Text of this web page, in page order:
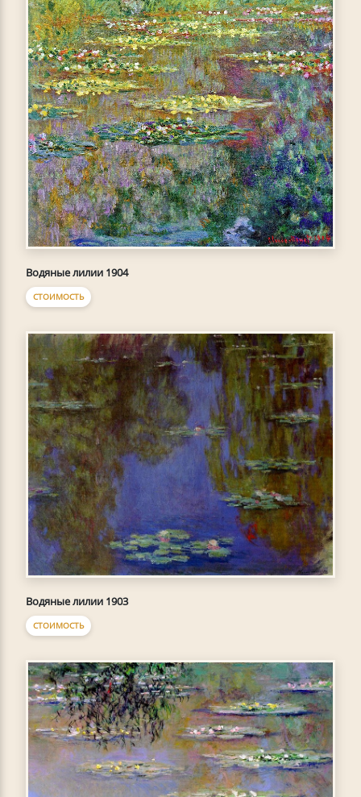
Водяные лилии 1904
СТОИМОСТЬ
Водяные лилии 1903
СТОИМОСТЬ